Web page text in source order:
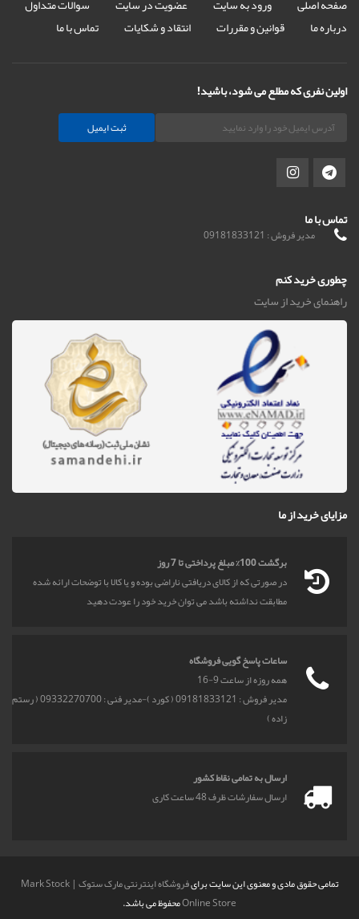
صفحه اصلی ورود به سایت عضویت در سایت
سوالات متداول
درباره ما
قوانین و مقررات انتقاد و شکایات تماس با ما
اولین نفری که مطلع می شود، باشید!
ثبت ایمیل
تماس با ما
مدیر فروش : 09181833121
چطوری خرید کنم
راهنمای خرید از سایت
مزایای خرید از ما
برگشت 100% مبلغ پرداختی تا 7 روز
در صورتی که از کالای دریافتی ناراضی بوده و یا کالا با توضحات ارائه شده
مطابقت نداشته باشد می توان خرید خود را عودت دهید
ساعات پاسخ گویی فروشگاه
همه روزه از ساعت 9-16
مدیر فروش : 09181833121 ( کورد )-مدیر فنی : 09332270700 ( رستم
زاده )
ارسال به تمامی نقاط کشور
ارسال سفارشات ظرف 48 ساعت کاری
تمامی حقوق مادی و معنوی این سایت برای
فروشگاه اینترنتی مارک ستوک | Mark Stock
Online Storeمحفوظ می باشد.